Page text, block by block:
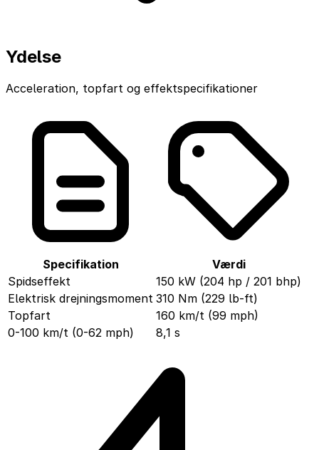
Ydelse
Acceleration, topfart og effektspecifikationer
Specifikation
Værdi
Spidseffekt
150 kW (204 hp / 201 bhp)
Elektrisk drejningsmoment 310 Nm (229 lb-ft)
Topfart
160 km/t (99 mph)
0-100 km/t (0-62 mph)
8,1 s